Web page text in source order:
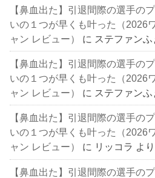
【鼻血出た】引退間際の選手の
いの１つが早くも叶った（2026
ャン レビュー）
に ステファンふ
【鼻血出た】引退間際の選手の
いの１つが早くも叶った（2026
ャン レビュー）
に ステファンふ
【鼻血出た】引退間際の選手の
いの１つが早くも叶った（2026
ャン レビュー）
に リッコラ より
【鼻血出た】引退間際の選手の